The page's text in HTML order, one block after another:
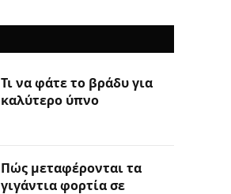
Τι να φάτε το βράδυ για
καλύτερο ύπνο
Πώς μεταφέρονται τα
γιγάντια φορτία σε